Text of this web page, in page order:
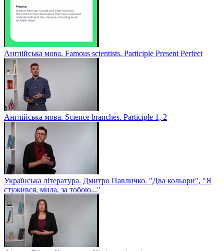
Англійська мова. Famous scientists. Participle Present Perfect
Англійська мова. Sсience branches. Participle 1, 2
Українська література. Дмитро Павличко. "Два кольори", "Я
стужився, мила, за тобою..."